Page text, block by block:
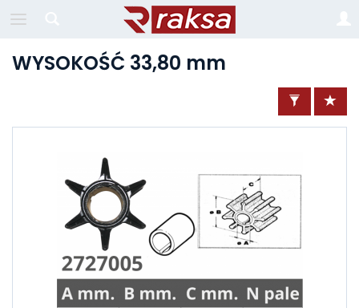
WYSOKOŚĆ 33,80 mm